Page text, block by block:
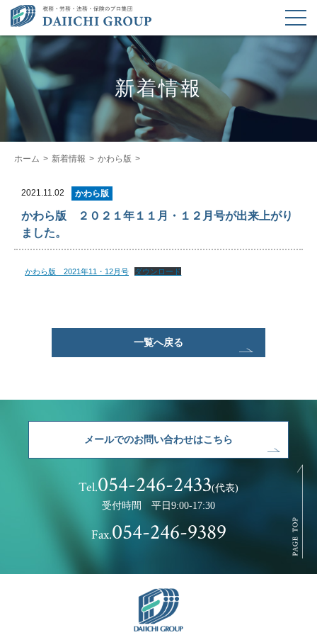
新着情報
ホーム 新着情報 かわら版
2021.11.02 かわら版
かわら版 ２０２１年１１月・１２月号が出来上がり
ました。
かわら版 2021年11・12月号 ダウンロード
一覧へ戻る
メールでのお問い合わせはこちら
Tel.054-246-2433(代表)
受付時間 平日9:00-17:30
Fax.054-246-9389